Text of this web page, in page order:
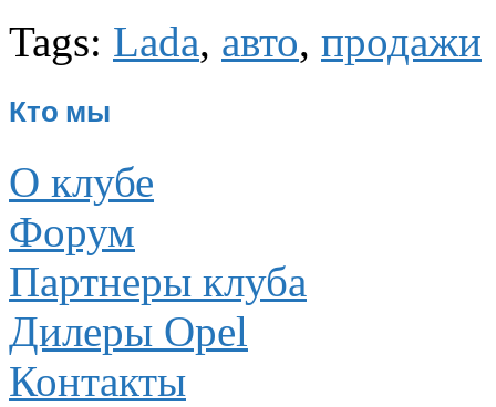
Tags: Lada, авто, продажи
Кто мы
О клубе
Форум
Партнеры клуба
Дилеры Opel
Контакты